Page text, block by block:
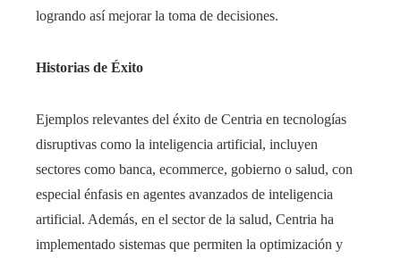
logrando así mejorar la toma de decisiones.
Historias de Éxito
Ejemplos relevantes del éxito de Centria en tecnologías
disruptivas como la inteligencia artificial, incluyen
sectores como banca, ecommerce, gobierno o salud, con
especial énfasis en agentes avanzados de inteligencia
artificial. Además, en el sector de la salud, Centria ha
implementado sistemas que permiten la optimización y